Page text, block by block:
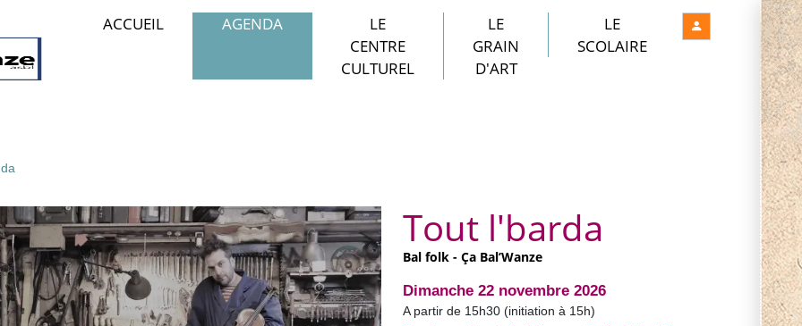
ACCUEIL AGENDA
LE
CENTRE
CULTUREL
LE
GRAIN
D'ART
LE
SCOLAIRE
Tout l'barda
Bal folk - Ça Bal’Wanze
Dimanche 22 novembre 2026
A partir de 15h30 (initiation à 15h)